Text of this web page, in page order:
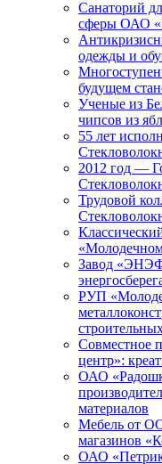
Санаторий
сферы ОАО
одежды и
будущем
Ученые из
чипсов из
55 лет
2012 год —
Трудовой
Завод
РУП
Совместное
центр»:
ОАО
материалов
Мебель от
магазинов
ОАО